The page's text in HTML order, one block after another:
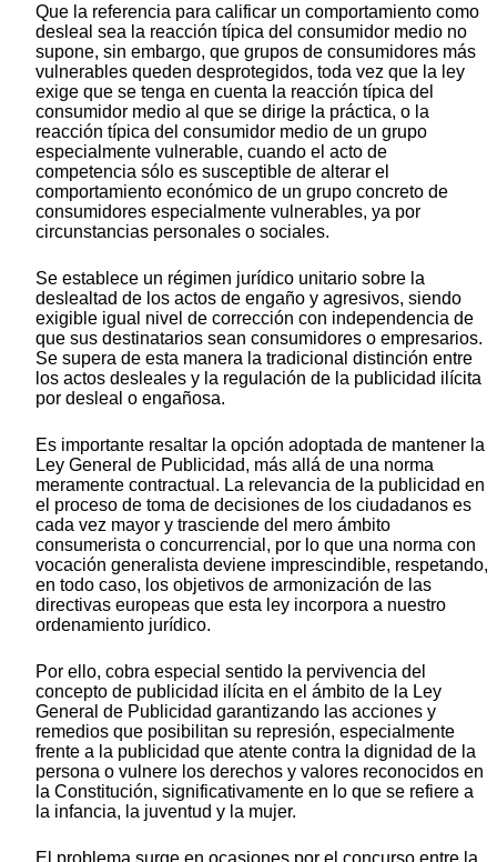
Que la referencia para calificar un comportamiento como
desleal sea la reacción típica del consumidor medio no
supone, sin embargo, que grupos de consumidores más
vulnerables queden desprotegidos, toda vez que la ley
exige que se tenga en cuenta la reacción típica del
consumidor medio al que se dirige la práctica, o la
reacción típica del consumidor medio de un grupo
especialmente vulnerable, cuando el acto de
competencia sólo es susceptible de alterar el
comportamiento económico de un grupo concreto de
consumidores especialmente vulnerables, ya por
circunstancias personales o sociales.
Se establece un régimen jurídico unitario sobre la
deslealtad de los actos de engaño y agresivos, siendo
exigible igual nivel de corrección con independencia de
que sus destinatarios sean consumidores o empresarios.
Se supera de esta manera la tradicional distinción entre
los actos desleales y la regulación de la publicidad ilícita
por desleal o engañosa.
Es importante resaltar la opción adoptada de mantener la
Ley General de Publicidad, más allá de una norma
meramente contractual. La relevancia de la publicidad en
el proceso de toma de decisiones de los ciudadanos es
cada vez mayor y trasciende del mero ámbito
consumerista o concurrencial, por lo que una norma con
vocación generalista deviene imprescindible, respetando,
en todo caso, los objetivos de armonización de las
directivas europeas que esta ley incorpora a nuestro
ordenamiento jurídico.
Por ello, cobra especial sentido la pervivencia del
concepto de publicidad ilícita en el ámbito de la Ley
General de Publicidad garantizando las acciones y
remedios que posibilitan su represión, especialmente
frente a la publicidad que atente contra la dignidad de la
persona o vulnere los derechos y valores reconocidos en
la Constitución, significativamente en lo que se refiere a
la infancia, la juventud y la mujer.
El problema surge en ocasiones por el concurso entre la